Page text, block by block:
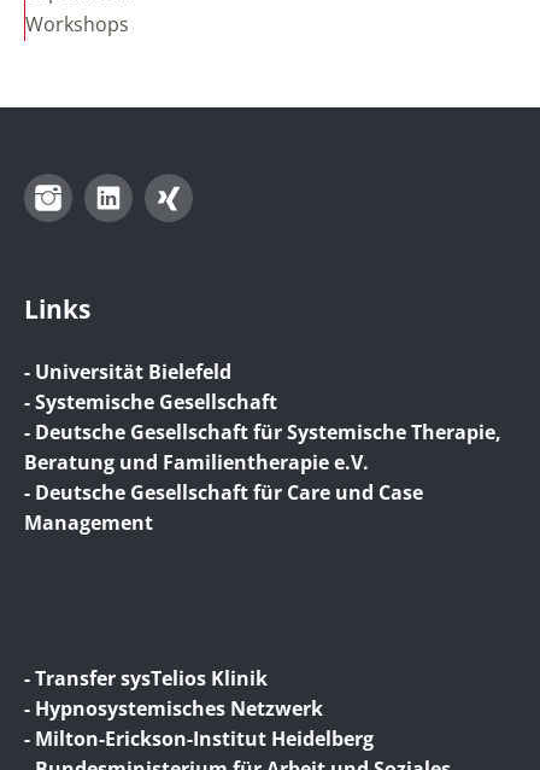
Workshops
InstagramLinkedIn
Links
- Universität Bielefeld
- Systemische Gesellschaft
- Deutsche Gesellschaft für Systemische Therapie,
Beratung und Familientherapie e.V.
- Deutsche Gesellschaft für Care und Case
Management
- Transfer sysTelios Klinik
- Hypnosystemisches Netzwerk
- Milton-Erickson-Institut Heidelberg